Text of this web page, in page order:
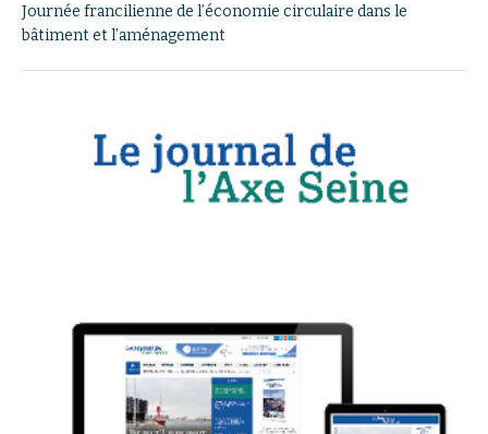
Journée francilienne de l’économie circulaire dans le
bâtiment et l’aménagement